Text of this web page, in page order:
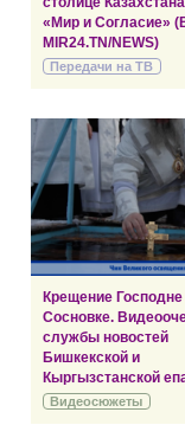
«Мир и Согласие»
MIR24.TN/NEWS)
Передачи на ТВ
Крещение Господне
Сосновке.
службы новостей
Бишкекской и
Кыргызстанской
Видеосюжеты